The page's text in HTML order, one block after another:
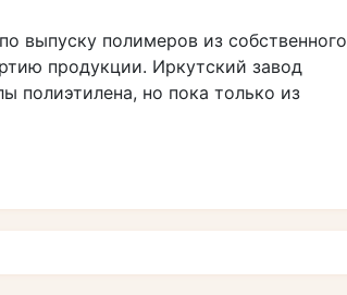
выпуску полимеров из собственного
продукции. Иркутский завод
полиэтилена, но пока только из